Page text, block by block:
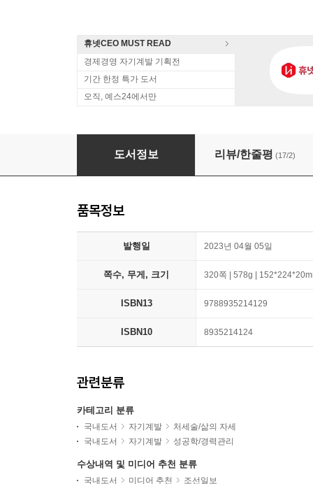
휴넷CEO MUST READ
경제경영 자기계발 기획전
기간 한정 특가 도서
오직, 예스24에서만
내 일의 모든 것
도서정보 리뷰/한줄평 (17/2)
품목정보
발행일 2023년 04월 05일
쪽수, 무게, 크기 320쪽 | 578g |
ISBN13 9788935214129
ISBN10 8935214124
관련분류
카테고리 분류
국내도서 자기계발
처세술/삶의 자세
국내도서
자기계발 성공학/경력관리
수상내역 및 미디어 추천 분류
국내도서 미디어 추천 조선일보